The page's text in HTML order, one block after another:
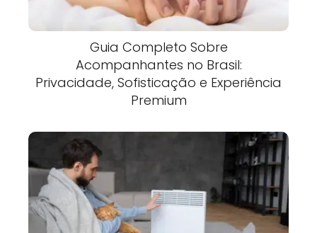
Guia Completo Sobre
Acompanhantes no Brasil:
Privacidade, Sofisticação e Experiência
Premium